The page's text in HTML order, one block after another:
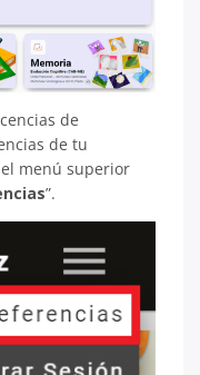
de
de tu
menú superior
”.